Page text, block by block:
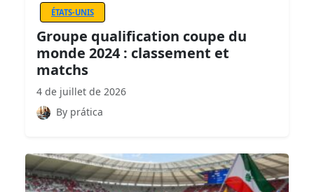
ÉTATS-UNIS
Groupe qualification coupe du
monde 2024 : classement et
matchs
4 de juillet de 2026
By prática